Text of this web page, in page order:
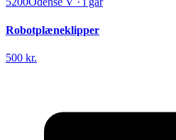
Robotplæneklipper
500 kr.